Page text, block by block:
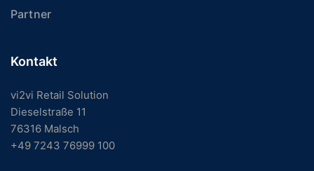
Partner
Kontakt
vi2vi Retail Solution
Dieselstraße 11
76316 Malsch
+49 7243 76999 100